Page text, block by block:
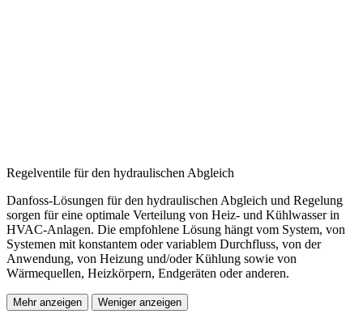
Regelventile für den hydraulischen Abgleich
Danfoss-Lösungen für den hydraulischen Abgleich und Regelung
sorgen für eine optimale Verteilung von Heiz- und Kühlwasser in
HVAC-Anlagen. Die empfohlene Lösung hängt vom System, von
Systemen mit konstantem oder variablem Durchfluss, von der
Anwendung, von Heizung und/oder Kühlung sowie von
Wärmequellen, Heizkörpern, Endgeräten oder anderen.
Mehr anzeigen Weniger anzeigen